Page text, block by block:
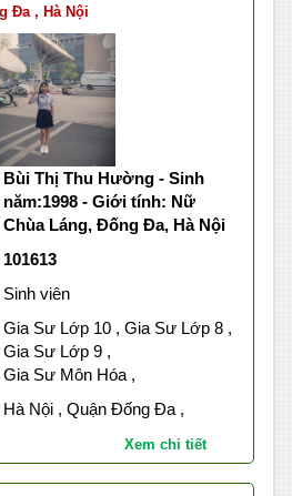
Đa , Hà Nội
Bùi Thị Thu Hường - Sinh
năm:1998 - Giới tính: Nữ
Chùa Láng, Đống Đa, Hà Nội
101613
Sinh viên
Gia Sư Lớp 10 , Gia Sư Lớp 8 ,
Gia Sư Lớp 9 ,
Gia Sư Môn Hóa ,
Hà Nội , Quận Đống Đa ,
Xem chi tiết